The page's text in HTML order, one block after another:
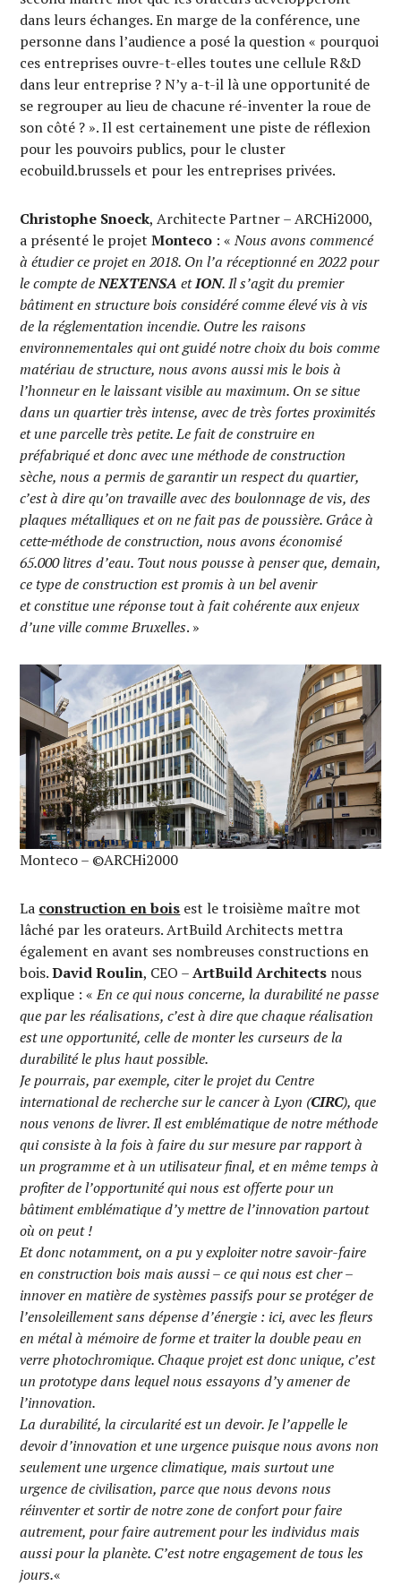
dans leurs échanges. En marge de la conférence, une
personne dans l’audience a posé la question « pourquoi
ces entreprises ouvre-t-elles toutes une cellule R&D
dans leur entreprise ? N’y a-t-il là une opportunité de
se regrouper au lieu de chacune ré-inventer la roue de
son côté ? ». Il est certainement une piste de réflexion
pour les pouvoirs publics, pour le cluster
ecobuild.brussels et pour les entreprises privées.
Christophe Snoeck, Architecte Partner – ARCHi2000,
a présenté le projetMonteco : «Nous avons commencé
à étudier ce projet en 2018. On l’a réceptionné en 2022pour
le compte deNEXTENSA etION. Il s’agit du premier
bâtiment en structure bois considéré comme élevé vis à vis
de la réglementation incendie. Outre les raisons
environnementalesqui ont guidé notre choix dubois comme
matériau de structure,nous avonsaussi mis le bois à
l’honneur en le laissant visible au maximum. On se situe
dans un quartier très intense, avec de très fortes proximités
et une parcelle très petite. Le fait de construire en
préfabriqué et donc avec une méthode de construction
sèche, nous a permis de garantir un respect du quartier,
c’est à dire qu’on travaille avec des boulonnage de vis, des
plaques métalliques et on ne fait pas de poussière. Grâce à
cetteméthode de construction, nous avons économisé
65.000 litres d’eau. Tout nous pousse à penser que, demain,
ce type de construction est promis à un bel avenir
etconstitue uneréponsetout à fait cohérente aux enjeux
d’une ville comme Bruxelles. »
Monteco – ©ARCHi2000
La construction en bois est le troisième maître mot
lâché par les orateurs. ArtBuild Architects mettra
également en avant ses nombreuses constructions en
bois.David Roulin, CEO –ArtBuild Architects nous
explique : «En ce qui nous concerne, la durabilité ne passe
que par les réalisations, c’est à dire que chaque réalisation
est une opportunité, celle de monter les curseurs de la
durabilité le plus haut possible.
Je pourrais, par exemple, citer le projet du Centre
international de recherche sur le cancer à Lyon (CIRC), que
nous venons de livrer. Il est emblématique de notre méthode
qui consiste à la fois à faire du sur mesure par rapport à
un programme et à un utilisateur final, et en même temps à
profiter de l’opportunité qui nous est offerte pour un
bâtiment emblématique d’y mettre de l’innovation partout
où on peut !
Et donc notamment, on a pu y exploiter notre savoir-faire
en construction bois mais aussi – ce qui nous est cher –
innover en matière de systèmes passifs pour se protéger de
l’ensoleillement sans dépense d’énergie : ici, avec les fleurs
en métal à mémoire de forme et traiter la double peau en
verre photochromique. Chaque projet est donc unique, c’est
un prototype dans lequel nous essayons d’y amener de
l’innovation.
La durabilité, la circularité est un devoir. Je l’appelle le
devoir d’innovation et une urgence puisque nous avons non
seulement une urgence climatique, mais surtout une
urgence de civilisation, parce que nous devons nous
réinventer et sortir de notre zone de confort pour faire
autrement, pour faire autrement pour les individus mais
aussi pour la planète. C’est notre engagement de tous les
jours.«